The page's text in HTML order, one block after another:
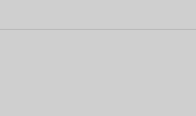
quer dialogando